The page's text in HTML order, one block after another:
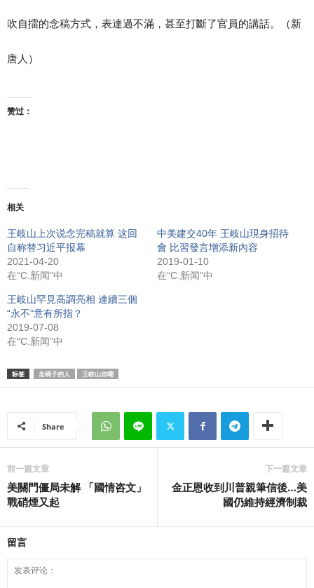
吹自擂的念稿方式，表達過不滿，甚至打斷了官員的講話。（新
唐人）
赞过：
相关
王岐山上次说念完稿就算 这回
自称替习近平报幕
2021-04-20
在“C.新闻”中
中美建交40年 王岐山現身招待
會 比習發言增添新內容
2019-01-10
在“C.新闻”中
王岐山罕見高調亮相 連續三個
“永不”意有所指？
2019-07-08
在“C.新闻”中
标签 念稿子的人 王岐山自嘲
Share
前一篇文章
美關門僵局未解 「國情咨文」
戰硝煙又起
下一篇文章
金正恩收到川普親筆信後…美
國仍維持經濟制裁
留言